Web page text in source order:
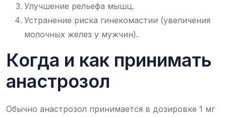
Улучшение рельефа мышц.
Устранение риска гинекомастии (увеличения
молочных желез у мужчин).
Когда и как принимать
анастрозол
Обычно анастрозол принимается в дозировке 1 мг